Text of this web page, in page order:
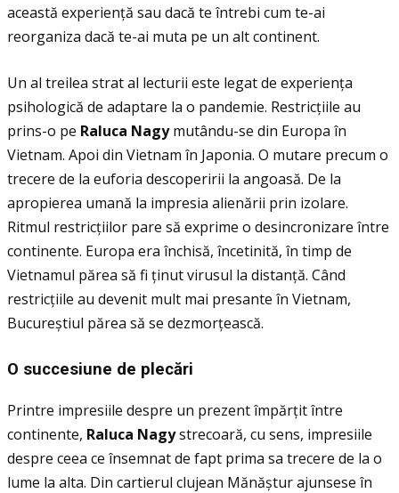
această experienţă sau dacă te întrebi cum te-ai
reorganiza dacă te-ai muta pe un alt continent.
Un al treilea strat al lecturii este legat de experienţa
psihologică de adaptare la o pandemie. Restricţiile au
prins-o pe Raluca Nagymutându-se din Europa în
Vietnam. Apoi din Vietnam în Japonia. O mutare precum o
trecere de la euforia descoperirii la angoasă. De la
apropierea umană la impresia alienării prin izolare.
Ritmul restricţiilor pare să exprime o desincronizare între
continente. Europa era închisă, încetinită, în timp de
Vietnamul părea să fi ţinut virusul la distanţă. Când
restricţiile au devenit mult mai presante în Vietnam,
Bucureștiul părea să se dezmorţească.
O succesiune de plecări
Printre impresiile despre un prezent împărţit între
continente, Raluca Nagystrecoară, cu sens, impresiile
despre ceea ce însemnat de fapt prima sa trecere de la o
lume la alta. Din cartierul clujean Mănăștur ajunsese în